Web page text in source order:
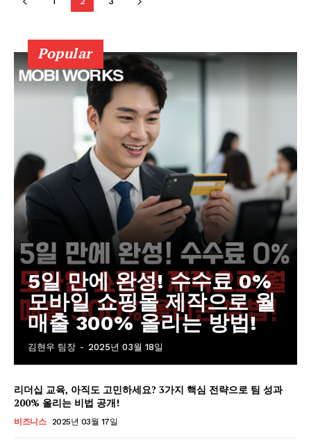
Company
회사소개
마이페이지
광고 및 제휴문의
구독자 의견
개인정보취급방침
청소년보호정책
Popular
5일 만에 완성! 수수료 0%
모바일 쇼핑몰 제작으로 월
매출 300% 올리는 방법!
김현우 팀장 - 2025년 03월 18일
리더십 교육, 아직도 고민하세요? 3가지 핵심 전략으로 팀 성과
200% 올리는 비법 공개!
비즈니스 2025년 03월 17일